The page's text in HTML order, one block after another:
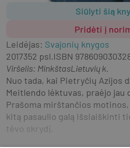
Siūlyti šią
Pridėti į
Leidėjas: Svajonių knygos
2017352 psl.ISBN
Viršelis: MinkštasLietuvių k.
Nuo tada, kai Pietryčių Azijos
Meitlendo lėktuvas, praėjo jau
Prašoma mirštančios
kitą pasaulio galą išsiaiškinti
tėvo skrydį.